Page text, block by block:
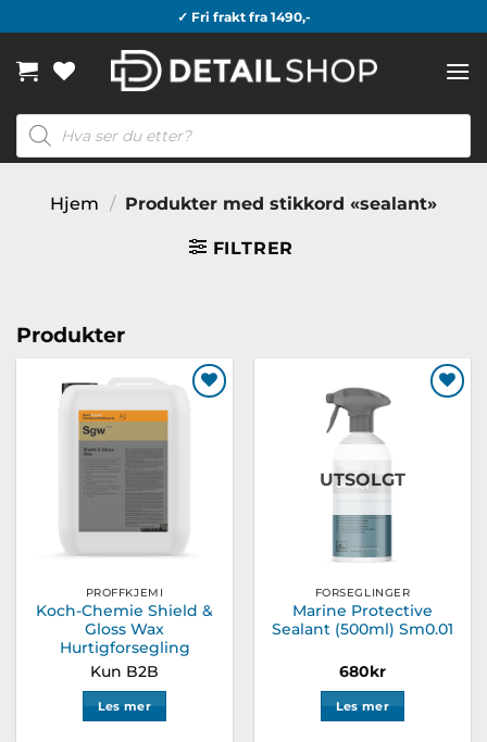
to
content
✓ Fri frakt fra 1490,-
Products
search
Hjem / Produkter med stikkord «sealant»
FILTRER
Produkter
Legg til
PROFFKJEMI
Koch-Chemie Shield &
Gloss Wax
Hurtigforsegling
Kun B2B
Les mer
UTSOLGT
FORSEGLINGER
Marine Protective
Sealant (500ml) Sm0.01
680kr
Les mer